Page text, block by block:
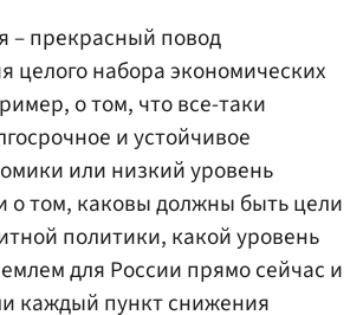
– прекрасный повод
целого набора экономических
о том, что все-таки
и устойчивое
или низкий уровень
том, каковы должны быть цели
политики, какой уровень
для России прямо сейчас и
каждый пункт снижения